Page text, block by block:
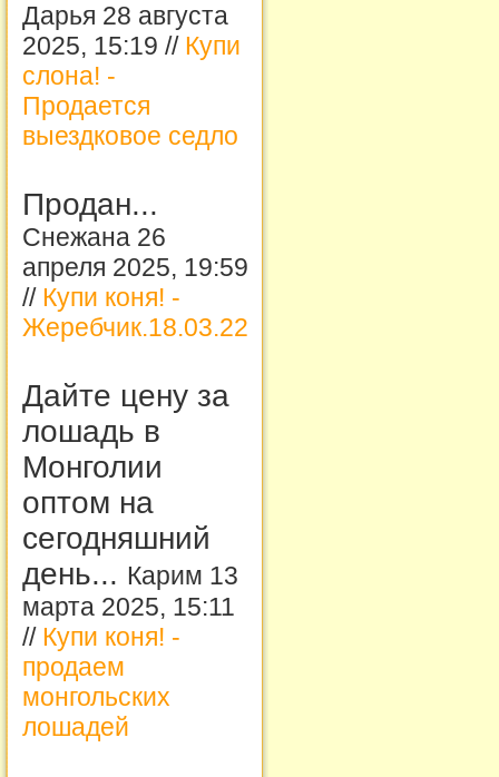
Дарья 28 августа
2025, 15:19 // Купи
слона! -
Продается
выездковое седло
Продан...
Снежана 26
апреля 2025, 19:59
// Купи коня! -
Жеребчик.18.03.22
Дайте цену за
лошадь в
Монголии
оптом на
сегодняшний
день... Карим 13
марта 2025, 15:11
// Купи коня! -
продаем
монгольских
лошадей